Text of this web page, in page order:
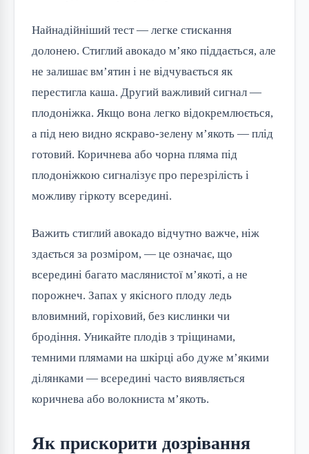
Найнадійніший тест — легке стискання
долонею. Стиглий авокадо м’яко піддається, але
не залишає вм’ятин і не відчувається як
перестигла каша. Другий важливий сигнал —
плодоніжка. Якщо вона легко відокремлюється,
а під нею видно яскраво-зелену м’якоть — плід
готовий. Коричнева або чорна пляма під
плодоніжкою сигналізує про перезрілість і
можливу гіркоту всередині.
Важить стиглий авокадо відчутно важче, ніж
здається за розміром, — це означає, що
всередині багато маслянистої м’якоті, а не
порожнеч. Запах у якісного плоду ледь
вловимний, горіховий, без кислинки чи
бродіння. Уникайте плодів з тріщинами,
темними плямами на шкірці або дуже м’якими
ділянками — всередині часто виявляється
коричнева або волокниста м’якоть.
Як прискорити дозрівання